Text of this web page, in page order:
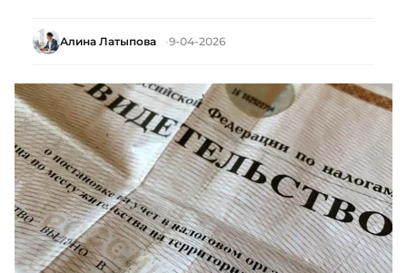
Алина Латыпова 9-04-2026